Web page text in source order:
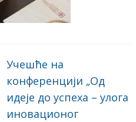
Учешће на
конференцији „Од
идеје до успеха – улога
иновационог